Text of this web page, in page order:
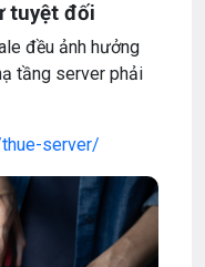
tuyệt đối
đều ảnh hưởng
tầng server phải
server/